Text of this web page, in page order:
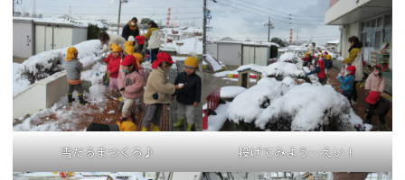
雪だるまつくろ♪ 投げてみよう…えい！